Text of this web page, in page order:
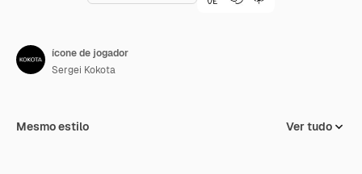
ícone de jogador
Sergei Kokota
Mesmo estilo Ver tudo